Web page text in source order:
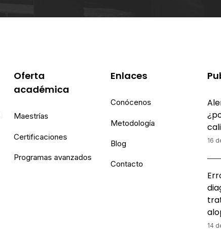
Oferta
académica
Maestrías
Certificaciones
Programas avanzados
Enlaces
Conócenos
Metodología
Blog
Contacto
16
14